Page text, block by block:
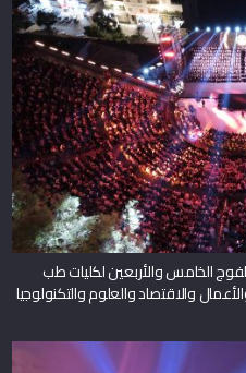
الخامس والأربعين لكليات طب
والاقتصاد والعلوم والتكنولوجيا